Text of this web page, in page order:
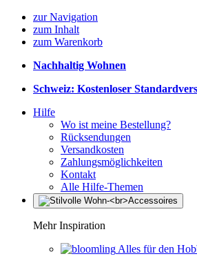
zur Navigation
zum Inhalt
zum Warenkorb
Nachhaltig Wohnen
Schweiz: Kostenloser
Hilfe
Wo ist meine Bestellung?
Rücksendungen
Versandkosten
Zahlungsmöglichkeiten
Kontakt
Alle Hilfe-Themen
Mehr Inspiration
Alles für den